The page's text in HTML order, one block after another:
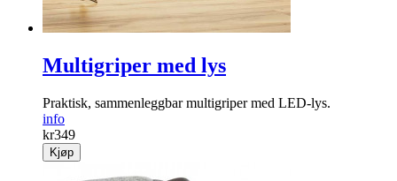
Multigriper med lys
Praktisk, sammen­leggbar multigriper med LED-lys.
info
kr349
Kjøp